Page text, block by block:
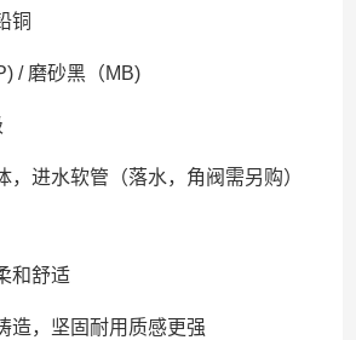
铜
/ 磨砂黑（MB)
，进水软管（落水，角阀需另购）
和舒适
造，坚固耐用质感更强